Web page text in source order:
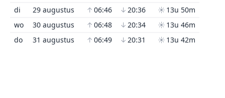
di
29 augustus ↑ 06:46 ↓ 20:36 ☀ 13u 50m
wo
30 augustus ↑ 06:48 ↓ 20:34 ☀ 13u 46m
do
31 augustus ↑ 06:49 ↓ 20:31 ☀ 13u 42m